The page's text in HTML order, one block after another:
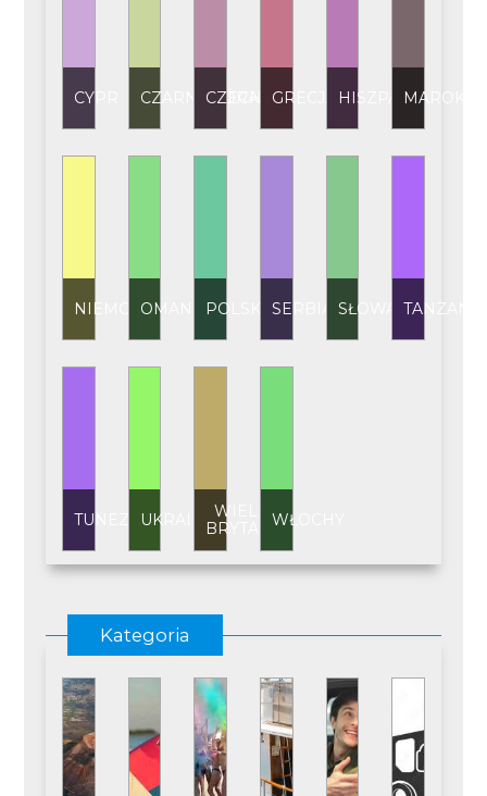
CYPR CZARNOGÓRA
CZECHY GRECJA HISZPANIAMAROKO
NIEMCY OMAN POLSKASERBIA SŁOWACJATANZANIA
TUNEZJAUKRAINAWIELKA
BRYTANIAWŁOCHY
Kategoria